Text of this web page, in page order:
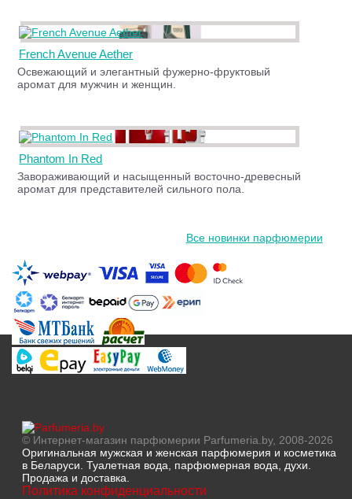
French Avenue Aether
Освежающий и элегантный фужерно-фруктовый
аромат для мужчин и женщин.
Phantom In Red
Завораживающий и насыщенный восточно-древесный
аромат для представителей сильного пола.
Все новинки парфюмерии
© Интернет-магазин парфюмерии Parfumeria.by, 2008-2026
Оригинальная мужская и женская парфюмерия и косметика
в Беларуси. Туалетная вода, парфюмерная вода, духи.
Продажа и доставка.
Политика конфиденциальности